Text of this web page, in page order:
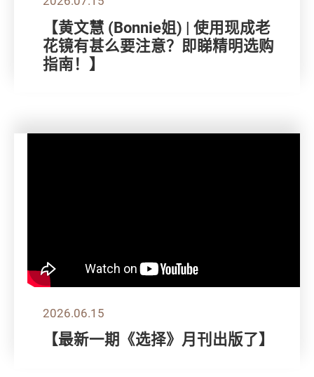
【黄文慧 (Bonnie姐) | 使用现成老
花镜有甚么要注意？即睇精明选购
指南！】
2026.06.15
【最新一期《选择》月刊出版了】